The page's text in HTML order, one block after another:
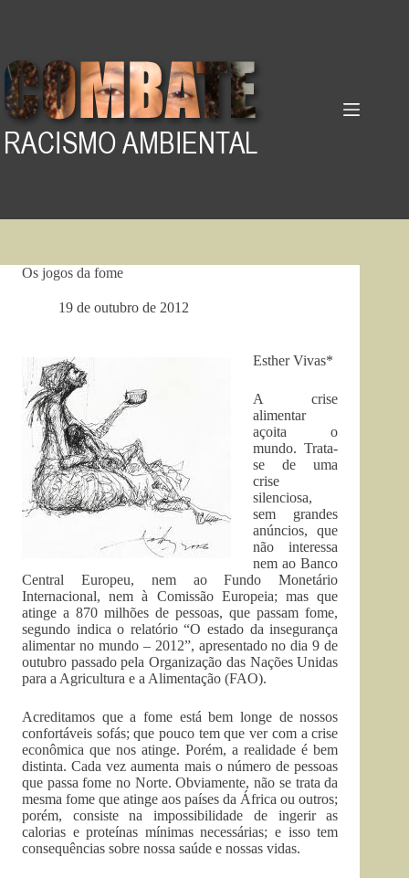
Os jogos da fome
19 de outubro de 2012
Esther Vivas*
A crise
alimentar
açoita o
mundo. Trata-
se de uma
crise
silenciosa,
sem grandes
anúncios, que
não interessa
nem ao Banco
Central Europeu, nem ao Fundo Monetário
Internacional, nem à Comissão Europeia; mas que
atinge a 870 milhões de pessoas, que passam fome,
segundo indica o relatório “O estado da insegurança
alimentar no mundo – 2012”, apresentado no dia 9 de
outubro passado pela Organização das Nações Unidas
para a Agricultura e a Alimentação (FAO).
Acreditamos que a fome está bem longe de nossos
confortáveis sofás; que pouco tem que ver com a crise
econômica que nos atinge. Porém, a realidade é bem
distinta. Cada vez aumenta mais o número de pessoas
que passa fome no Norte. Obviamente, não se trata da
mesma fome que atinge aos países da África ou outros;
porém, consiste na impossibilidade de ingerir as
calorias e proteínas mínimas necessárias; e isso tem
consequências sobre nossa saúde e nossas vidas.